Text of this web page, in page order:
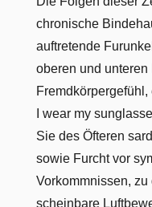
chronische
auftretende
oberen und
I wear my
Sie des Öfteren
sowie Furcht vor
Vorkommnissen, zu
scheinbare